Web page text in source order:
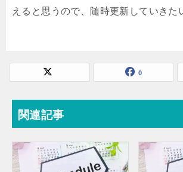
えると思うので、随時更新していきた
0
関連記事